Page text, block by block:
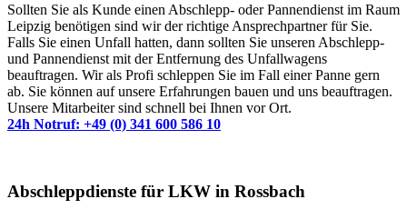
Sollten Sie als Kunde einen Abschlepp- oder Pannendienst im Raum
Leipzig benötigen sind wir der richtige Ansprechpartner für Sie.
Falls Sie einen Unfall hatten, dann sollten Sie unseren Abschlepp-
und Pannendienst mit der Entfernung des Unfallwagens
beauftragen. Wir als Profi schleppen Sie im Fall einer Panne gern
ab. Sie können auf unsere Erfahrungen bauen und uns beauftragen.
Unsere Mitarbeiter sind schnell bei Ihnen vor Ort.
24h Notruf: +49 (0) 341 600 586 10
Abschleppdienste für LKW in Rossbach